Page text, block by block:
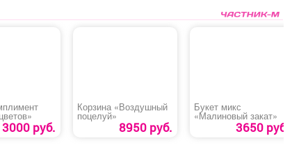
3000 руб.
Корзина «Воздушный
поцелуй»
8950 руб.
Букет микс
«Малиновый закат»
3650 руб.